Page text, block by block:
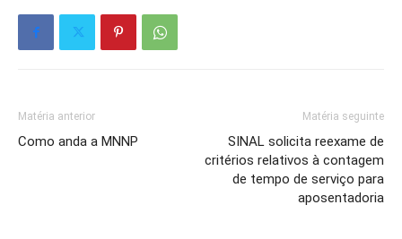
Matéria anterior
Como anda a MNNP
Matéria seguinte
SINAL solicita reexame de
critérios relativos à contagem
de tempo de serviço para
aposentadoria